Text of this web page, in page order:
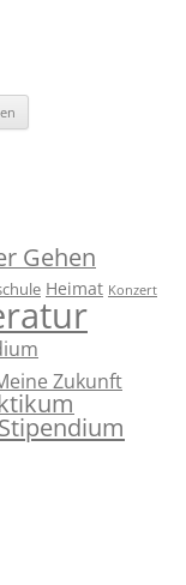
Gehen
Heimat Konzert
Zukunft
Stipendium